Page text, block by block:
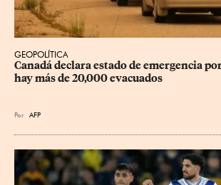
GEOPOLÍTICA
Canadá declara estado de emergencia
hay más de 20,000 evacuados
Por AFP